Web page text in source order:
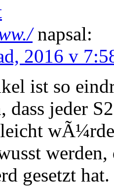
napsal:
2016 v
ist so
dass jeder
wÃ¼rde
werden,
gesetzt hat.